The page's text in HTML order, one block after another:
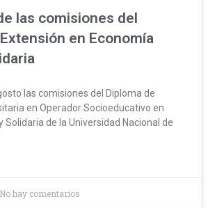
las comisiones del
en Economía
las comisiones del Diploma de
en Operador Socioeducativo en
Solidaria de la Universidad Nacional de
No hay comentarios